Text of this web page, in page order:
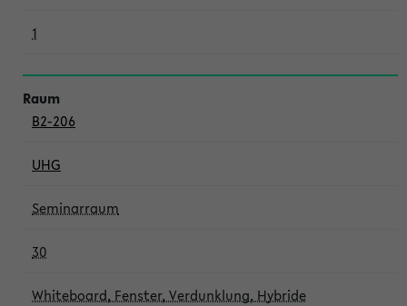
1
B2-206
UHG
Seminarraum
30
Whiteboard, Fenster, Verdunklung, Hybride